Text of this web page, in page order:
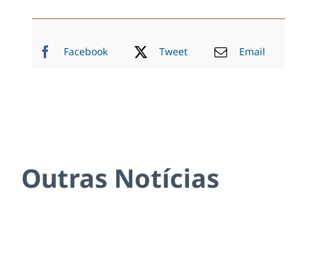
Facebook Tweet Email
Outras Notícias